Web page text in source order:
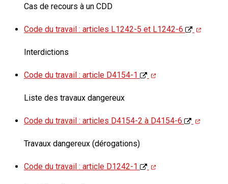
Cas de recours à un CDD
Code du travail : articles L1242-5 et L1242-6
Interdictions
Code du travail : article D4154-1
Liste des travaux dangereux
Code du travail : articles D4154-2 à D4154-6
Travaux dangereux (dérogations)
Code du travail : article D1242-1